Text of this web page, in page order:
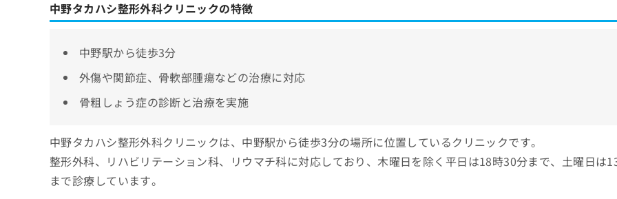
中野タカハシ整形外科クリニックの特徴
中野駅から徒歩3分
外傷や関節症、骨軟部腫瘍などの治療に対応
骨粗しょう症の診断と治療を実施
中野タカハシ整形外科クリニックは、中野駅から徒歩3分の場所に位置しているクリニックです。
整形外科、リハビリテーション科、リウマチ科に対応しており、木曜日を除く平日は18時30分まで、土曜日は
まで診療しています。